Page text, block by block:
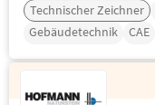
Technischer Zeichner
Gebäudetechnik
CAE